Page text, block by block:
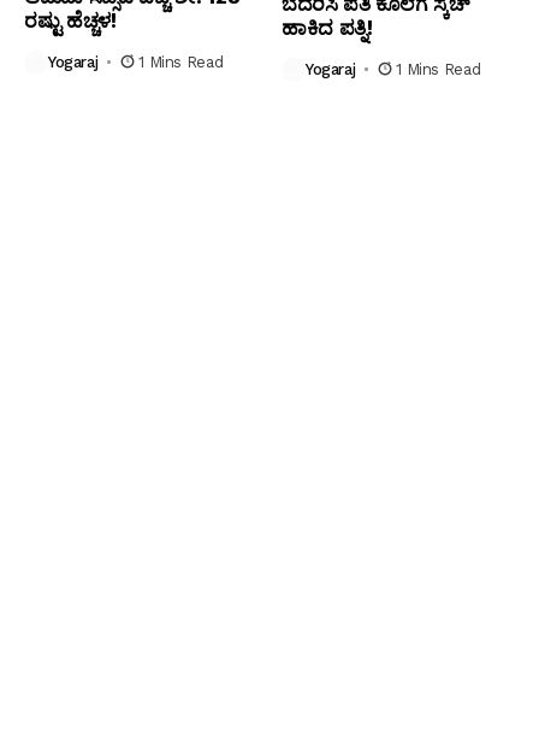
ರಷ್ಟು ಹೆಚ್ಚಳ!
Yogaraj 1 Mins Read
ಹಾಕಿದ ಪತ್ನಿ!
Yogaraj 1 Mins Read